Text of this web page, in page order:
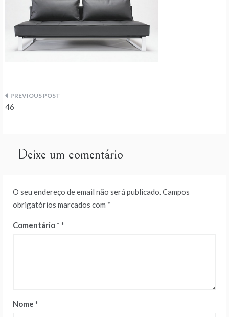
Navegação
artigos
46
Deixe um comentário
O seu endereço de email não será publicado.Campos
obrigatórios marcados com *
Comentário*
Nome *